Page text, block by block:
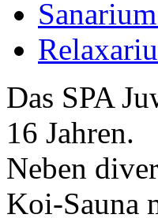
Das SPA
16 Jahren.
Neben
Koi-Sauna